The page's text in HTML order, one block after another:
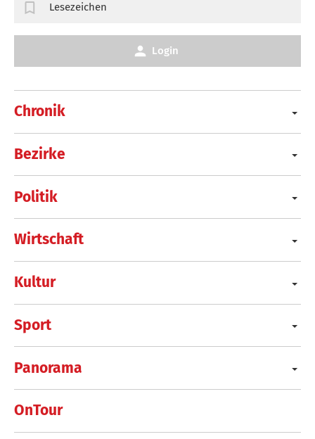
Chronik
Bezirke
Politik
Wirtschaft
Kultur
Sport
Panorama
OnTour
Lesezeichen
Login